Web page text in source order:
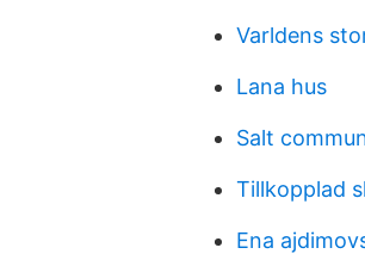
Varldens
Lana hus
Salt
Tillkopplad
Ena